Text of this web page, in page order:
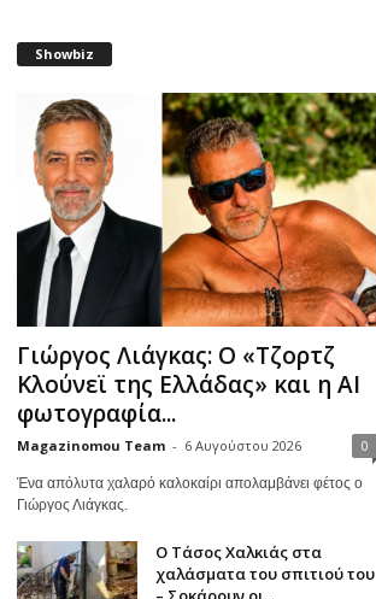
Showbiz
Γιώργος Λιάγκας: Ο «Τζορτζ
Κλούνεϊ της Ελλάδας» και η AI
φωτογραφία...
Magazinomou Team - 6 Αυγούστου 2026 0
Ένα απόλυτα χαλαρό καλοκαίρι απολαμβάνει φέτος ο
Γιώργος Λιάγκας.
Ο Τάσος Χαλκιάς στα
χαλάσματα του σπιτιού του